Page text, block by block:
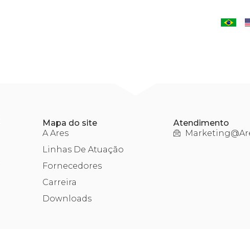
Mapa do site
A Ares
Linhas De Atuação
Fornecedores
Carreira
Downloads
Atendimento